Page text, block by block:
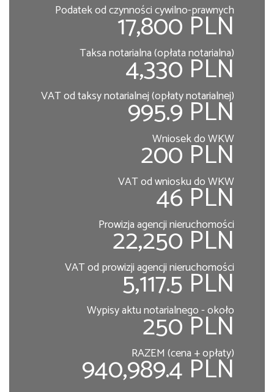
Podatek od czynności cywilno-prawnych
17,800 PLN
Taksa notarialna (opłata notarialna)
4,330 PLN
VAT od taksy notarialnej (opłaty notarialnej)
995.9 PLN
Wniosek do WKW
200 PLN
VAT od wniosku do WKW
46 PLN
Prowizja agencji nieruchomości
22,250 PLN
VAT od prowizji agencji nieruchomości
5,117.5 PLN
Wypisy aktu notarialnego - około
250 PLN
RAZEM (cena + opłaty)
940,989.4 PLN